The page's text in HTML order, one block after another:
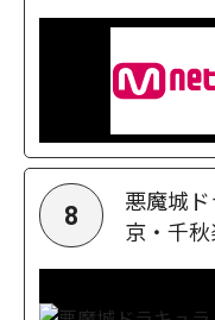
8
悪魔城
京・千秋